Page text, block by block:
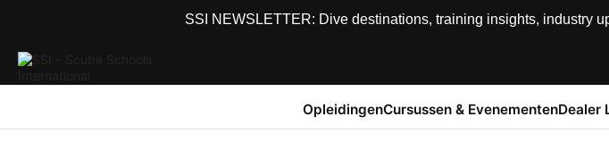
SSI NEWSLETTER: Dive destinations, training insights, industry
OpleidingenCursussen & EvenementenDealer